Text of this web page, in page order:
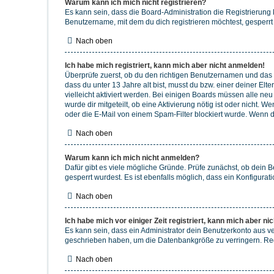
Warum kann ich mich nicht registrieren?
Es kann sein, dass die Board-Administration die
Benutzername, mit dem du dich registrieren möchtest,
Nach oben
Ich habe mich registriert, kann mich aber nicht anmelden!
Überprüfe zuerst, ob du den richtigen Benutzernamen und
dass du unter 13 Jahre alt bist, musst du bzw. einer deiner
vielleicht aktiviert werden. Bei einigen Boards müssen alle
wurde dir mitgeteilt, ob eine Aktivierung nötig ist oder nicht.
oder die E-Mail von einem Spam-Filter blockiert wurde.
Nach oben
Warum kann ich mich nicht anmelden?
Dafür gibt es viele mögliche Gründe. Prüfe zunächst, ob dein
gesperrt wurdest. Es ist ebenfalls möglich, dass ein
Nach oben
Ich habe mich vor einiger Zeit registriert, kann mich aber
Es kann sein, dass ein Administrator dein Benutzerkonto aus
geschrieben haben, um die Datenbankgröße zu verringern.
Nach oben